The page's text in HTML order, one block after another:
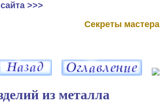
>>>
Секреты мастера
из металла